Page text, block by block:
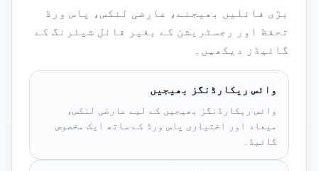
بڑی فائلیں بھیجنے، عارضی لنکس، پاس ورڈ
تحفظ اور رجسٹریشن کے بغیر فائل شیئرنگ کے
گائیڈز دیکھیں۔
وائس ریکارڈنگز بھیجیں
وائس ریکارڈنگز بھیجیں کے لیے عارضی لنکس،
میعاد اور اختیاری پاس ورڈ کے ساتھ ایک مخصوص
گائیڈ۔